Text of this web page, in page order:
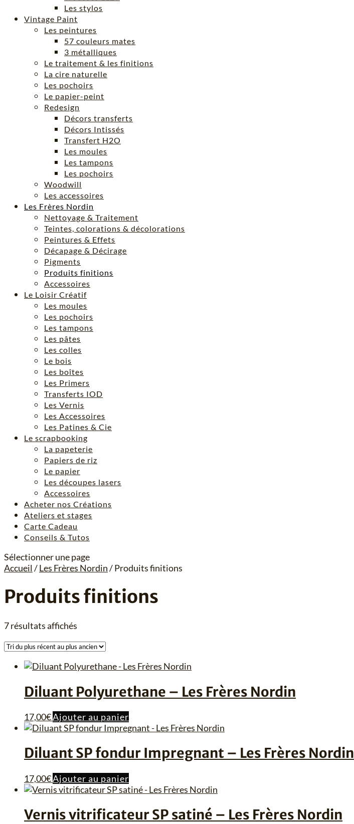
Les stylos
Vintage Paint
Les peintures
57 couleurs mates
3 métalliques
Le traitement & les finitions
La cire naturelle
Les pochoirs
Le papier-peint
Redesign
Décors transferts
Décors Intissés
Transfert H2O
Les moules
Les tampons
Les pochoirs
Woodwill
Les accessoires
Les Frères Nordin
Nettoyage & Traitement
Teintes, colorations & décolorations
Peintures & Effets
Décapage & Décirage
Pigments
Produits finitions
Accessoires
Le Loisir Créatif
Les moules
Les pochoirs
Les tampons
Les pâtes
Les colles
Le bois
Les boîtes
Les Primers
Transferts IOD
Les Vernis
Les Accessoires
Les Patines & Cie
Le scrapbooking
La papeterie
Papiers de riz
Le papier
Les découpes lasers
Accessoires
Acheter nos Créations
Ateliers et stages
Carte Cadeau
Conseils & Tutos
Sélectionner une page
Accueil /Les Frères Nordin/ Produits finitions
Produits finitions
7 résultats affichés
plus
au
ancien
Diluant Polyurethane – Les Frères Nordin
17,00€Ajouter au panier
Diluant SP fondur Impregnant – Les Frères Nordin
17,00€Ajouter au panier
Vernis vitrificateur SP satiné – Les Frères Nordin